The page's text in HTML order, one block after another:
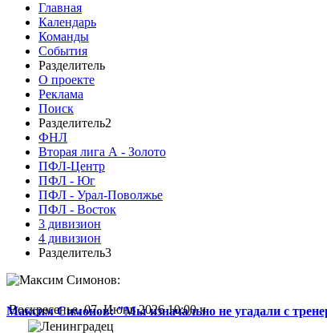
Главная
Календарь
Команды
События
Разделитель
О проекте
Реклама
Поиск
Разделитель2
ФНЛ
Вторая лига А - Золото
ПФЛ-Центр
ПФЛ - Юг
ПФЛ - Урал-Поволжье
ПФЛ - Восток
3 дивизион
4 дивизион
Разделитель3
Максим Симонов: "Мы изначально не угадали с
Воскресенье, 07. Июнь 2026 10:00 ч